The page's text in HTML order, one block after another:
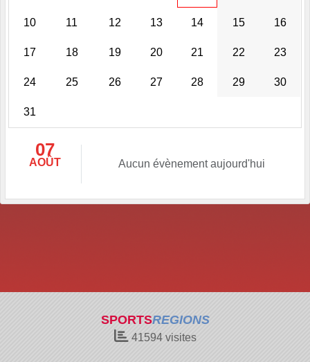
10 11 12 13 14 15 16
17 18 19 20 21 22 23
24 25 26 27 28 29 30
31
07
AOÛT Aucun évènement aujourd'hui
SPORTSREGIONS
41594visites